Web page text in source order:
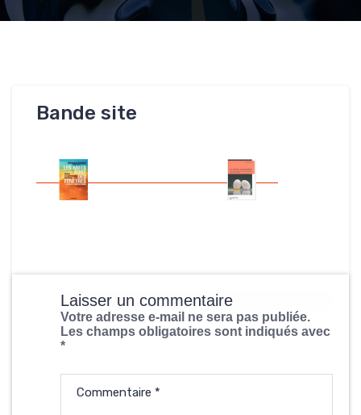
Bande site
Laisser un commentaire
Votre adresse e-mail ne sera pas publiée.
Les champs obligatoires sont indiqués avec
*
Commentaire *